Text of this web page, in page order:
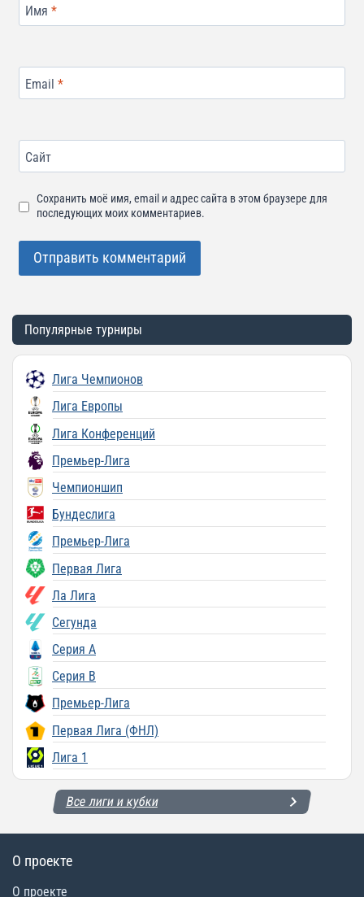
Имя *
Email *
Сайт
Сохранить моё имя, email и адрес сайта в этом браузере для
последующих моих комментариев.
Популярные турниры
Лига Чемпионов
Лига Европы
Лига Конференций
Премьер-Лига
Чемпионшип
Бундеслига
Премьер-Лига
Первая Лига
Ла Лига
Сегунда
Серия A
Серия B
Премьер-Лига
Первая Лига (ФНЛ)
Лига 1
Все лиги и кубки
О проекте
О проекте